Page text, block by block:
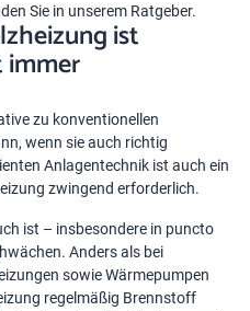
Sie in unserem Ratgeber.
ist
immer
zu konventionellen
wenn sie auch richtig
Anlagentechnik ist auch ein
zwingend erforderlich.
ist – insbesondere in puncto
Anders als bei
sowie Wärmepumpen
regelmäßig Brennstoff